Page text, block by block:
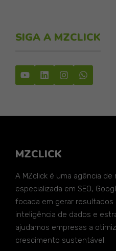
SIGA A MZCLICK
MZCLICK
A MZclick é uma agência
especializada em SEO,
focada em gerar resultados
inteligência de dados e
ajudamos empresas a
crescimento sustentável.